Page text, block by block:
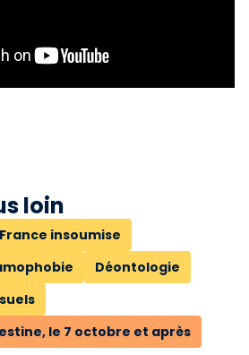
loin
insoumise
Déontologie
le 7 octobre et après